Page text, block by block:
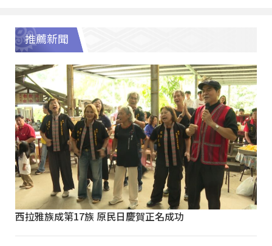
推薦新聞
西拉雅族成第17族 原民日慶賀正名成功